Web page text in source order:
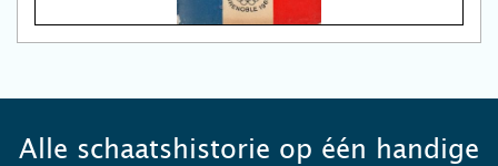
Alle schaatshistorie op één handige